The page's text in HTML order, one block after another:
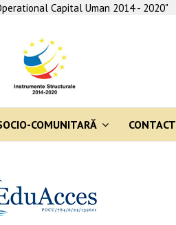
Capital Uman 2014 - 2020"
COMUNITARĂ CONTACT